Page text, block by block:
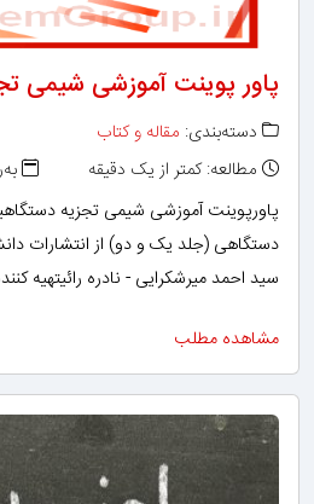
پاور پوینت آموزشی شیمی
دسته‌بندی: مقاله و کتاب
مطالعه: کمتر از یک دقیقه
پاورپوینت آموزشی شیمی تجزیه
دستگاهی (جلد یک و دو) از انتشارات
سید احمد میرشکرایی - نادره رائیتهیه
مشاهده مطلب